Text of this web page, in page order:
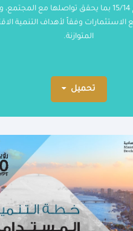
في خطة عام 15/14 بما يحقق تواصلها مع
الاستثمارات وفقاً لأهداف التنمية
المتوازنة.
تحميل